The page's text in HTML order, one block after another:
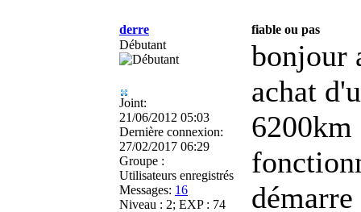
derre
fiable ou pas
Débutant
Joint:
21/06/2012 05:03
Dernière connexion:
27/02/2017 06:29
Groupe :
Utilisateurs enregistrés
Messages: 16
Niveau : 2; EXP : 74
bonjour
achat